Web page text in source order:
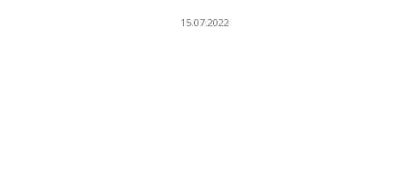
15.07.2022